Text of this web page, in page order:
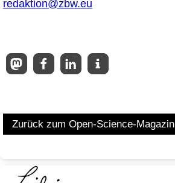
redaktion@zbw.eu
Zurück zum Open-Science-Magazin